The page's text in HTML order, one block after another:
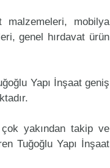
malzemeleri, mobilya
genel hırdavat ürün
Yapı İnşaat geniş
yakından takip ve
Tuğoğlu Yapı İnşaat